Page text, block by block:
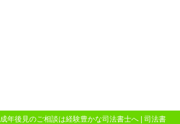
年後見のご相談は経験豊かな司法書士へ | 司法書